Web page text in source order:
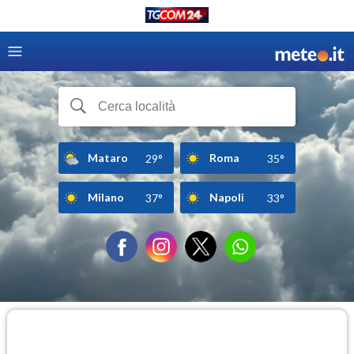
Mataro 29° Roma 35°
Milano 37° Napoli 33°